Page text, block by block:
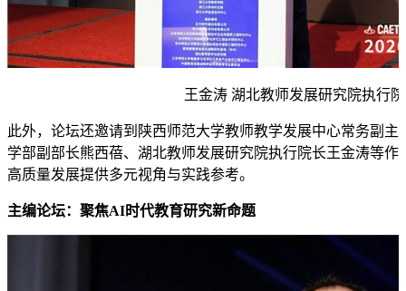
王金涛 湖北教师发展研究院执行
此外，论坛还邀请到陕西师范大学教师教学发展中心常务副
学部副部长熊西蓓、湖北教师发展研究院执行院长王金涛等作
高质量发展提供多元视角与实践参考。
主编论坛：聚焦AI时代教育研究新命题